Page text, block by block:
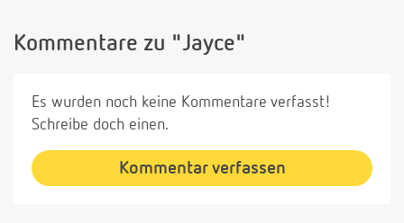
Kommentare zu "Jayce"
Es wurden noch keine Kommentare verfasst!
Schreibe doch einen.
Kommentar verfassen